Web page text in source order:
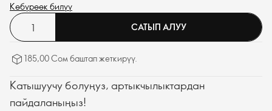
древесины.
Көбүрөөк билүү
САТЫП АЛУУ
185,00 Сом баштап жеткирүү.
Катышуучу болуңуз, артыкчылыктардан
пайдаланыңыз!